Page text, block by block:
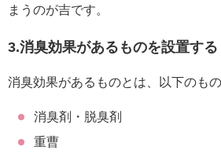
まうのが吉です。
3.消臭効果があるものを設置する
消臭効果があるものとは、以下のもの
消臭剤・脱臭剤
重曹